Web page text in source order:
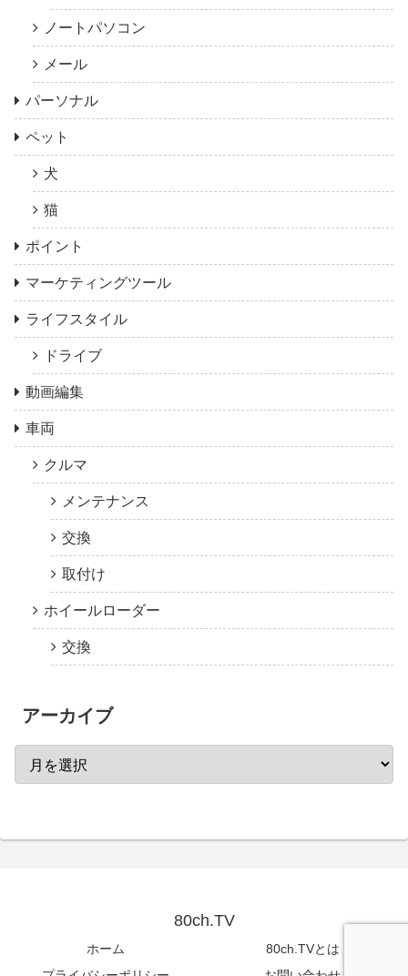
ノートパソコン
メール
パーソナル
ペット
犬
猫
ポイント
マーケティングツール
ライフスタイル
ドライブ
動画編集
車両
クルマ
メンテナンス
交換
取付け
ホイールローダー
交換
アーカイブ
80ch.TV
ホーム
80ch.TVとは